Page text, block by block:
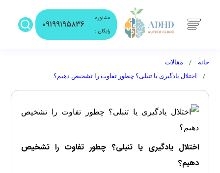
مشاوره
رایگان :
۰۹۱۹۹۱۹۵۸۳۶
خانه
مقالات
اختلال یادگیری یا تنبلی؟ چطور تفاوت را تشخیص دهیم؟
اختلال یادگیری یا تنبلی؟ چطور تفاوت را تشخیص
دهیم؟